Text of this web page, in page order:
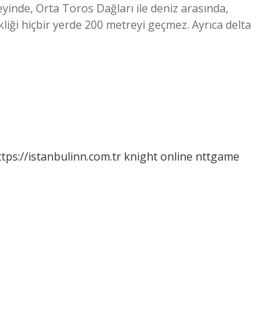
Orta Toros Dağları ile deniz arasında,
hiçbir yerde 200 metreyi geçmez. Ayrıca delta
istanbulinn.com.tr knight online nttgame